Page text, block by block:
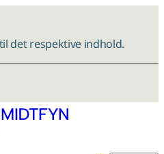
det respektive indhold.